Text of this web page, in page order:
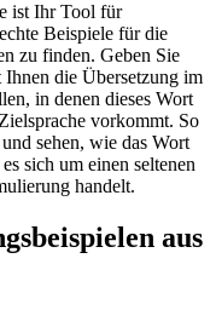
ist Ihr Tool für
Beispiele für die
zu finden. Geben Sie
die Übersetzung im
in denen dieses Wort
vorkommt. So
sehen, wie das Wort
sich um einen seltenen
handelt.
aus